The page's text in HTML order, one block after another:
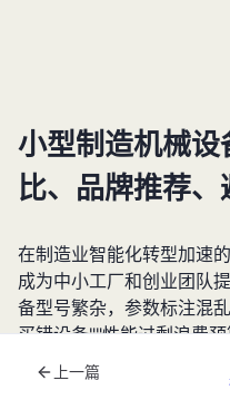
小型制造机械
比、品牌推荐、
在制造业智能化转型加速
成为中小工厂和创业团队
备型号繁杂，参数标注混
买错设备""性能过剩浪费
将从技术参数解析、2025
三个维度，教你用专业方
上一篇